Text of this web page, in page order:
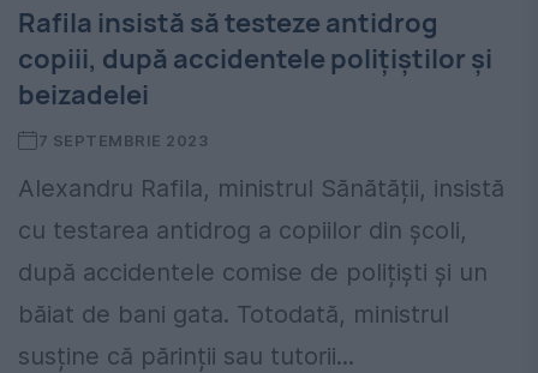
Rafila insistă să testeze antidrog
copiii, după accidentele polițiștilor și
beizadelei
7 SEPTEMBRIE 2023
Alexandru Rafila, ministrul Sănătății, insistă
cu testarea antidrog a copiilor din școli,
după accidentele comise de polițiști și un
băiat de bani gata. Totodată, ministrul
susține că părinții sau tutorii...